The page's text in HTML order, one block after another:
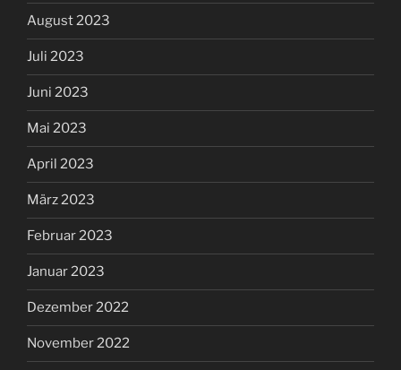
August 2023
Juli 2023
Juni 2023
Mai 2023
April 2023
März 2023
Februar 2023
Januar 2023
Dezember 2022
November 2022